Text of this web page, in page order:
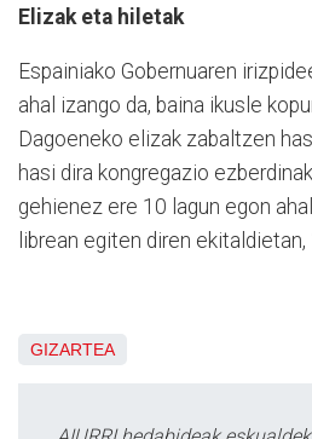
Elizak eta hiletak
Espainiako Gobernuaren
ahal izango da, baina ikusle
Dagoeneko elizak zabaltzen
hasi dira kongregazio
gehienez ere 10 lagun egon
librean egiten diren ekitaldietan,
GIZARTEA